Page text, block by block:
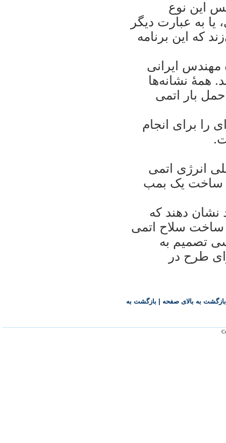
اين نوع
يا به عبارت ديگر
که اين برنامه
شش گروه مهندس ايرانی
همۀ نشانه‌ها
بار اتمی
را برای انجام
انرژی اتمی
ساخت يک بمب
نشان دهند که
ساخت سلاح اتمی
تصميم به
طرح در
بازگشت به بالای صفحه بازگشت به